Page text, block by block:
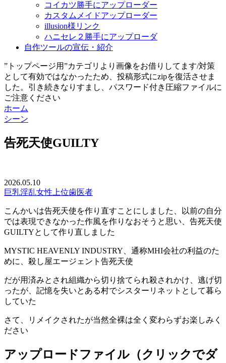
コイカツ勝手にアップローダー
カスタムメイドアップローダー
illusion様リンク
ハニセレ２勝手にアップローダ
自作ツールの宣伝・紹介
”トップページ用”カテゴリより画像をお借りしてます/対策
として有効ではなかったため、投稿形式にzipを復活させま
した。引き続きなりすまし、パスワード付き圧縮ファイルに
ご注意ください
ホーム
シーン
告死天使GUILTY
2026.05.10
巨乳淫乱女性上位歯医者
こんかいは告死天使を作り直すことにしました、以前の自分
では表現できなかった作風を作りなおそうと思い、告死天使
GUILTYとして作り直しました
MYSTIC HEAVENLY INDUSTRY、通称MHI会社の利益のた
めに、殺し屋エージェント告死天使
だが用済みとされ組織から切り捨てられ殺されかけ、逃げ切
ったが、記憶を失いとある村でシスターリネットとして暮ら
していた
さて、リメイクされたが当然全裸は全く変わらずお楽しみく
ださい
アップロードファイル（クリックでダ